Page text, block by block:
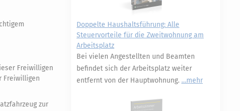
Freiwilligen
Freiwilligen
zur
Doppelte Haushaltsführung: Alle
Steuervorteile für die Zweitwohnung am
Arbeitsplatz
Bei vielen Angestellten und Beamten
befindet sich der Arbeitsplatz weiter
entfernt von der Hauptwohnung.
mehr